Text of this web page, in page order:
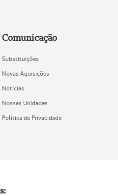
Comunicação
Substituições
Novas Aquisições
Notícias
Nossas Unidades
Política de Privacidade